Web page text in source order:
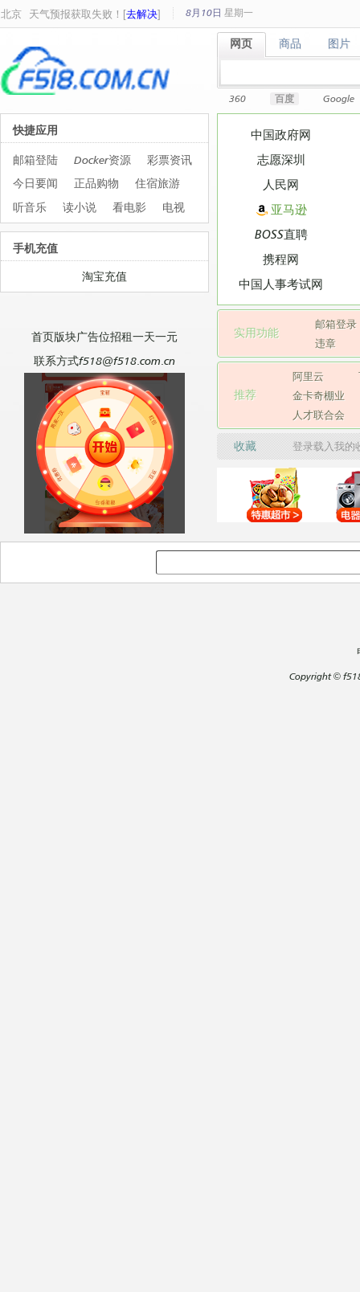
北京 天气预报获取失败！[去解决] 8月10日 星期一
网页
网页 商品
商品 图片
图片
360 百度 Google
中国政府网
志愿深圳
人民网
亚马逊
BOSS直聘
携程网
中国人事考试网
实用功能
邮箱登录
违章
推荐
阿里云
金卡奇棚业
人才联合会
收藏 登录载入我
快捷应用
邮箱登陆 Docker资源
彩票资讯
今日要闻
正品购物
住宿旅游
听音乐
读小说 看电影 电视
手机充值
淘宝充值
首页版块广告位招租一天一元
联系方式f518@f518.com.cn
Copyright©